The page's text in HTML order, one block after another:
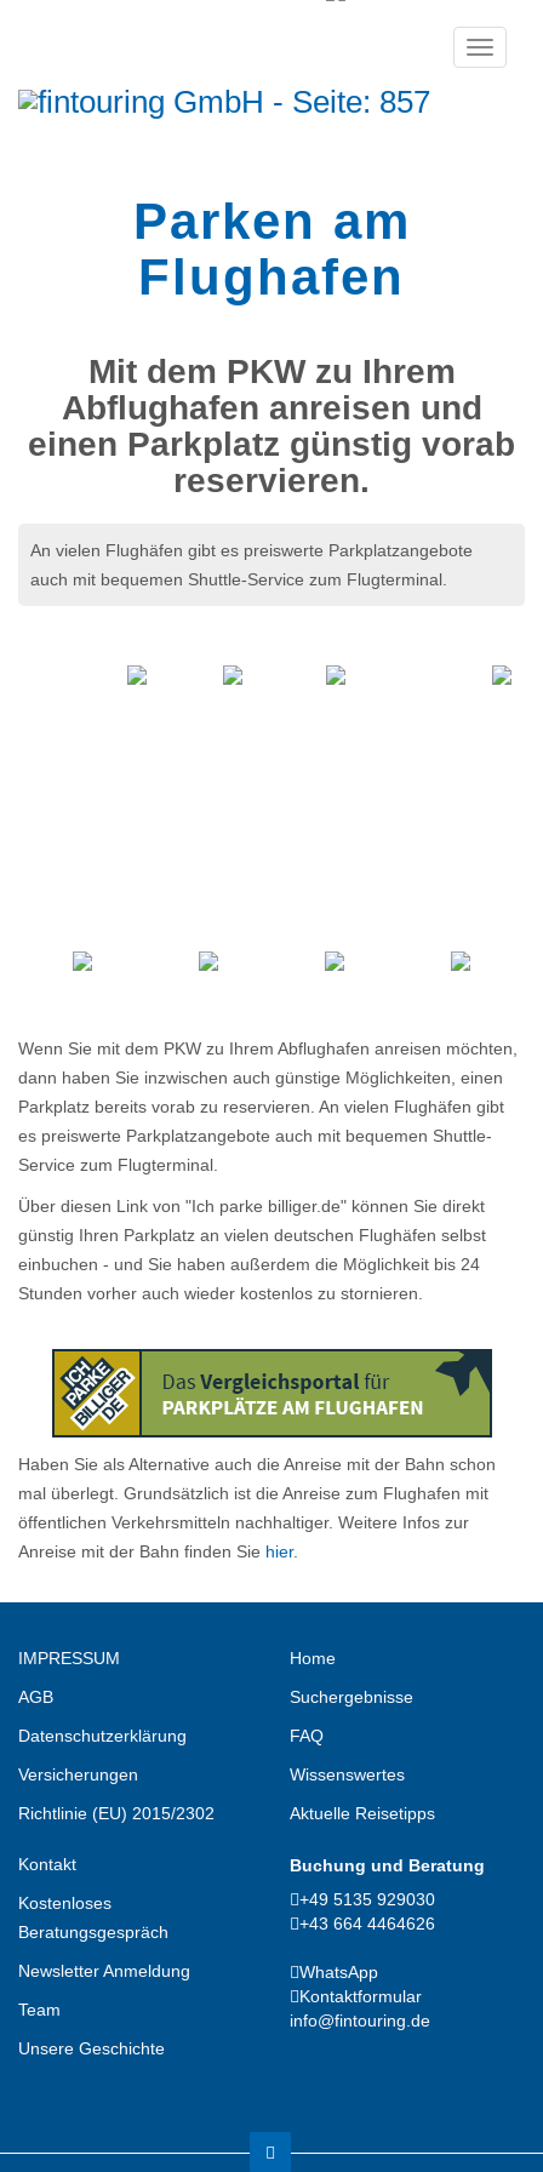
Toggle
Parken am
Flughafen
Mit dem PKW zu Ihrem
Abflughafen anreisen und
einen Parkplatz günstig vorab
reservieren.
An vielen Flughäfen gibt es preiswerte Parkplatzangebote
auch mit bequemen Shuttle-Service zum Flugterminal.
Wenn Sie mit dem PKW zu Ihrem Abflughafen anreisen möchten,
dann haben Sie inzwischen auch günstige Möglichkeiten, einen
Parkplatz bereits vorab zu reservieren. An vielen Flughäfen gibt
es preiswerte Parkplatzangebote auch mit bequemen Shuttle-
Service zum Flugterminal.
Über diesen Link von "Ich parke billiger.de" können Sie direkt
günstig Ihren Parkplatz an vielen deutschen Flughäfen selbst
einbuchen - und Sie haben außerdem die Möglichkeit bis 24
Stunden vorher auch wieder kostenlos zu stornieren.
Haben Sie als Alternative auch die Anreise mit der Bahn schon
mal überlegt. Grundsätzlich ist die Anreise zum Flughafen mit
öffentlichen Verkehrsmitteln nachhaltiger. Weitere Infos zur
Anreise mit der Bahn finden Sie hier.
IMPRESSUM
AGB
Datenschutzerklärung
Versicherungen
Richtlinie (EU) 2015/2302
Home
Suchergebnisse
FAQ
Wissenswertes
Aktuelle Reisetipps
Kontakt
Kostenloses
Beratungsgespräch
Newsletter Anmeldung
Team
Unsere Geschichte
Buchung und Beratung
+49 5135 929030
+43 664 4464626
WhatsApp
Kontaktformular
info@fintouring.de